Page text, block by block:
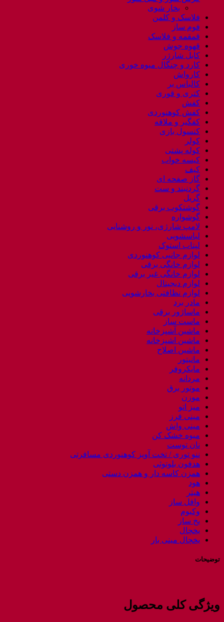
بخار شوی
فلاسک و کلمن
فوم ساز
قمقمه و فلاسک
قهوه جوش
کابل شارژر
کارد و چنگال میوه خوری
کارواش
کالباس بر
کتری و قوری
کفش
کفش کوهنوردی
کفگیر و ملاقه
کنسول بازی
کولر
کوله پشتی
کیسه خواب
کیف
گاز صفحه ای
گردنبند و ست
گریل
گوشتکوب برقی
گوشواره
لامپ شارژی، نور و روشنایی
لباسشویی
لپتاب استوک
لوازم جانبی کوهنوردی
لوازم خانگی برقی
لوازم خانگی غیر برقی
لوازم دیجیتال
لوازم نظافتی بخارشویی
مادر برد
ماساژور برقی
ماست ساز
ماشین آشپزخانه
ماشین اشپزخانه
ماشین اصلاح
مانیتور
مایکروفر
مردانه
موتور برق
موزن
میز اتو
مینی فرز
مینی واش
میوه خشک کن
نان توست
ننو توری / تخت آویز کوهنوردی مسافرتی
هدفون بلوتوثی
همزن کاسه دار و همزن دستی
هود
هیتر
وافل ساز
وکیوم
یخ ساز
یخچال
یخچال مینی بار
توضیحات
ویژگی کلی محصول